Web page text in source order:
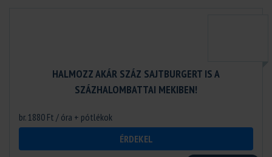
HALMOZZ AKÁR SZÁZ SAJTBURGERT IS A
SZÁZHALOMBATTAI MEKIBEN!
br. 1880 Ft / óra + pótlékok
ÉRDEKEL